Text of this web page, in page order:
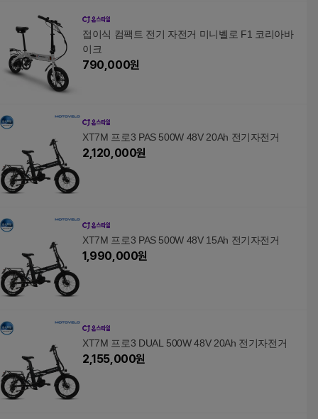
접이식 컴팩트 전기 자전거 미니벨로 F1 코리아바
이크
790,000원
XT7M 프로3 PAS 500W 48V 20Ah 전기자전거
2,120,000원
XT7M 프로3 PAS 500W 48V 15Ah 전기자전거
1,990,000원
XT7M 프로3 DUAL 500W 48V 20Ah 전기자전거
2,155,000원